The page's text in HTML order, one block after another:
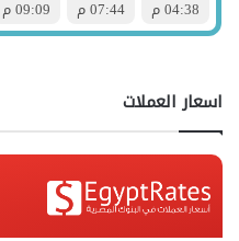
اسعار العملات